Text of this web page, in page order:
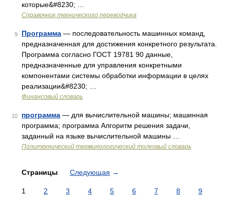
которые&#8230; …
Справочник технического переводчика
9 Программа — последовательность машинных команд,
предназначенная для достижения конкретного результата.
Программа согласно ГОСТ 19781 90 данные,
предназначенные для управления конкретными
компонентами системы обработки информации в целях
реализации&#8230; …
Финансовый словарь
10 программа — для вычислительной машины; машинная
программа; программа Алгоритм решения задачи,
заданный на языке вычислительной машины …
Политехнический терминологический толковый словарь
Страницы Следующая →
1 2 3 4 5 6 7 8
9